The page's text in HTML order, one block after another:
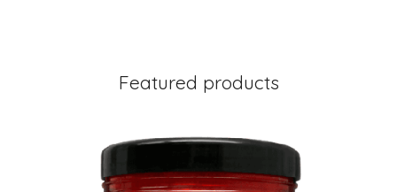
Featured products